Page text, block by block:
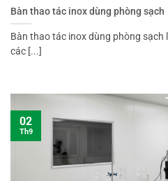
Bàn thao tác inox dùng phòng sạch
Bàn thao tác inox dùng phòng
các [...]
02
Th9